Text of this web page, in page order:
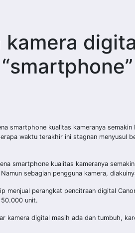
kamera
smartphone kualitas kameranya
waktu terakhir ini stagnan
smartphone kualitas kameranya
sebagian pengguna kamera,
menjual perangkat pencitraan digital
50.000 unit.
kamera digital masih ada dan tumbuh,